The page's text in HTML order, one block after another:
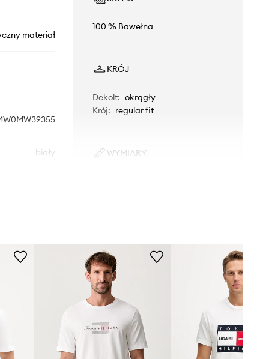
materiał
biały
100 % Bawełna
KRÓJ
Dekolt: okrągły
Krój: regular fit
WYMIARY
Tabela rozmiarów